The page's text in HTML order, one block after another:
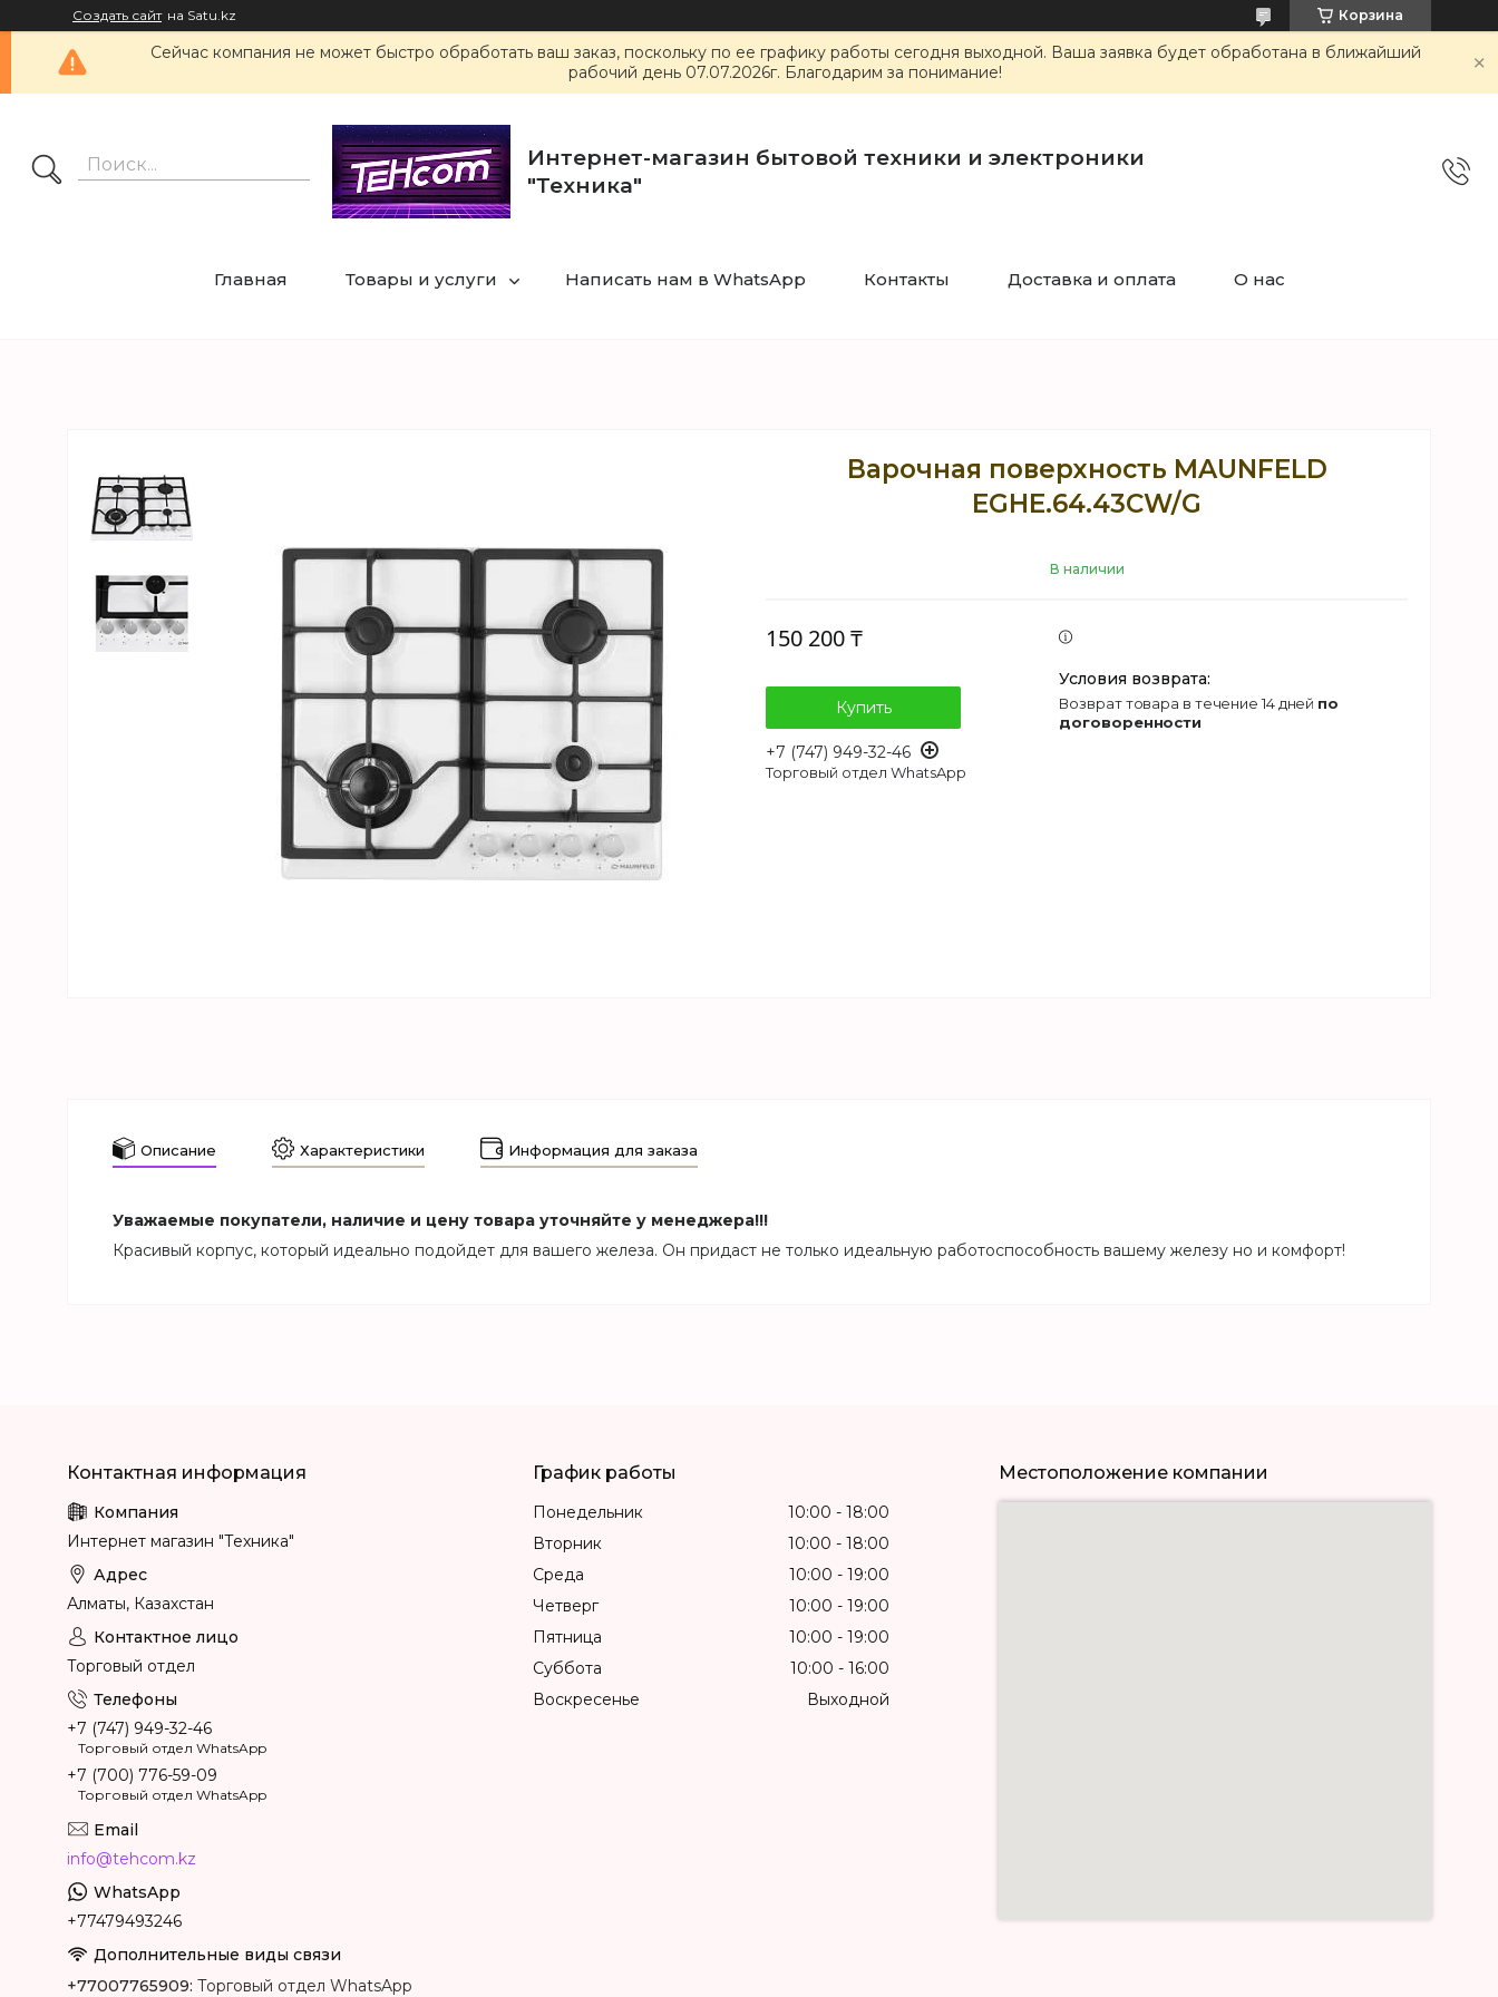
Создать сайт на Satu.kz Корзина
Сейчас компания не может быстро обработать ваш заказ, поскольку по ее графику работы сегодня выходной. Ваша заявка будет обработана в ближайший
рабочий день 07.07.2026г. Благодарим за понимание!
Интернет-магазин бытовой техники и электроники
"Техника"
Главная Товары и услуги Написать нам в WhatsApp Контакты Доставка и оплата О нас
Варочная поверхность MAUNFELD
EGHE.64.43CW/G
В наличии
150 200 ₸
Купить
+7 (747) 949-32-46
Торговый отдел WhatsApp
возврат товара в течение 14 дней по
договоренности
Описание Характеристики Информация для заказа
Уважаемые покупатели, наличие и цену товара уточняйте у менеджера!!!
Красивый корпус, который идеально подойдет для вашего железа. Он придаст не только идеальную работоспособность вашему железу но и комфорт!
Интернет магазин "Техника"
Алматы, Казахстан
Торговый отдел
+7 (747) 949-32-46
Торговый отдел WhatsApp
+7 (700) 776-59-09
Торговый отдел WhatsApp
info@tehcom.kz
+77479493246
+77007765909 Торговый отдел WhatsApp
График работы
Понедельник 10:00
18:00
Вторник
10:00
18:00
Среда
10:00
19:00
Четверг
10:00
19:00
Пятница
10:00
19:00
Суббота
10:00
16:00
Воскресенье
Выходной
Местоположение компании